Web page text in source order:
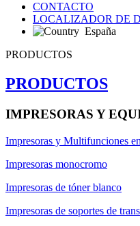
CONTACTO
LOCALIZADOR DE
España
PRODUCTOS
PRODUCTOS
IMPRESORAS Y
Impresoras y Multifunciones
Impresoras monocromo
Impresoras de tóner blanco
Impresoras de soportes de